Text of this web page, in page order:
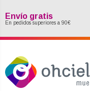
Envío gratis
En pedidos superiores a 90€